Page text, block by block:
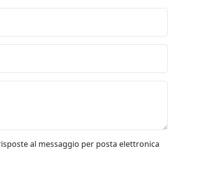
al messaggio per posta elettronica